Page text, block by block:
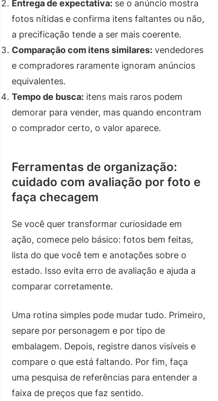
Entrega de expectativa: se o anúncio mostra
fotos nítidas e confirma itens faltantes ou não,
a precificação tende a ser mais coerente.
Comparação com itens similares: vendedores
e compradores raramente ignoram anúncios
equivalentes.
Tempo de busca: itens mais raros podem
demorar para vender, mas quando encontram
o comprador certo, o valor aparece.
Ferramentas de organização:
cuidado com avaliação por foto e
faça checagem
Se você quer transformar curiosidade em
ação, comece pelo básico: fotos bem feitas,
lista do que você tem e anotações sobre o
estado. Isso evita erro de avaliação e ajuda a
comparar corretamente.
Uma rotina simples pode mudar tudo. Primeiro,
separe por personagem e por tipo de
embalagem. Depois, registre danos visíveis e
compare o que está faltando. Por fim, faça
uma pesquisa de referências para entender a
faixa de preços que faz sentido.